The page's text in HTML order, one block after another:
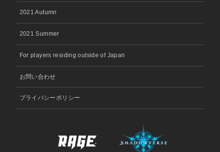
2021 Autumn
2021 Summer
For players residing outside of Japan
お問い合わせ
プライバシーポリシー